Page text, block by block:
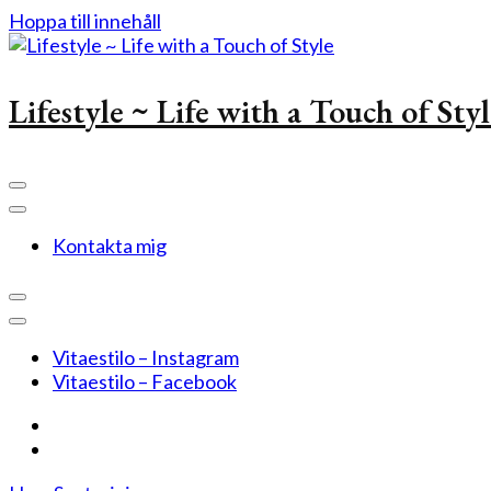
Hoppa till innehåll
Lifestyle ~ Life with a Touch of
Kontakta mig
Vitaestilo – Instagram
Vitaestilo – Facebook